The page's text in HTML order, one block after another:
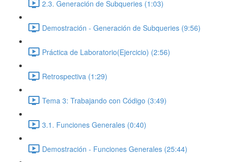
2.3. Generación de Subqueries (1:03)
Demostración - Generación de Subqueries (9:56)
Práctica de Laboratorio(Ejercicio) (2:56)
Retrospectiva (1:29)
Tema 3: Trabajando con Código (3:49)
3.1. Funciones Generales (0:40)
Demostración - Funciones Generales (25:44)